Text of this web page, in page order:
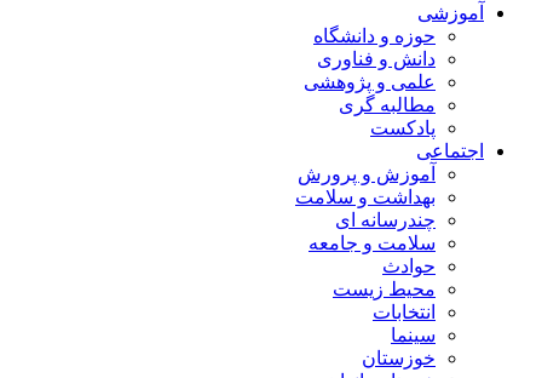
آموزشی
حوزه و دانشگاه
دانش و فناوری
علمی و پژوهشی
مطالبه گری
پادکست
اجتماعی
آموزش و پرورش
بهداشت و سلامت
چندرسانه ای
سلامت و جامعه
حوادث
محیط زیست
انتخابات
سینما
خوزستان